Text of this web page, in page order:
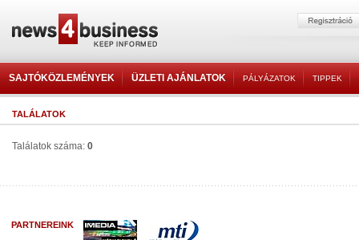
SAJTÓKÖZLEMÉNYEK ÜZLETI AJÁNLATOK PÁLYÁZATOK TIPPEK
TALÁLATOK
Találatok száma: 0
PARTNEREINK